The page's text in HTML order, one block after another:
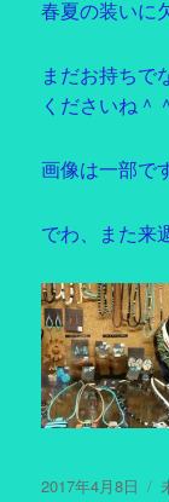
春夏の装いに
まだお持ちで
くださいね＾＾
画像は一部で
でわ、また来
投
2017年4月8日